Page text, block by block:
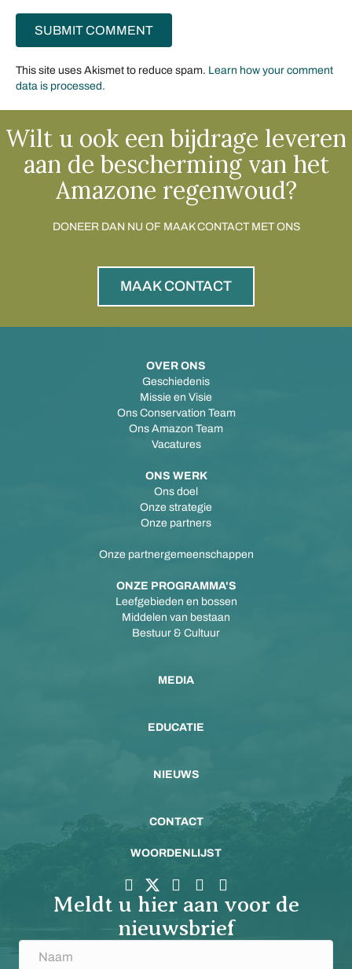
This site uses Akismet to reduce spam. Learn how your comment
data is processed.
Wilt u ook een bijdrage leveren
aan de bescherming van het
Amazone regenwoud?
DONEER DAN NU OF MAAK CONTACT MET ONS
MAAK CONTACT
OVER ONS
Geschiedenis
Missie en Visie
Ons Conservation Team
Ons Amazon Team
Vacatures
ONS WERK
Ons doel
Onze strategie
Onze partners
Onze partnergemeenschappen
ONZE PROGRAMMA'S
Leefgebieden en bossen
Middelen van bestaan
Bestuur & Cultuur
MEDIA
EDUCATIE
NIEUWS
CONTACT
WOORDENLIJST
Meldt u hier aan voor de
nieuwsbrief